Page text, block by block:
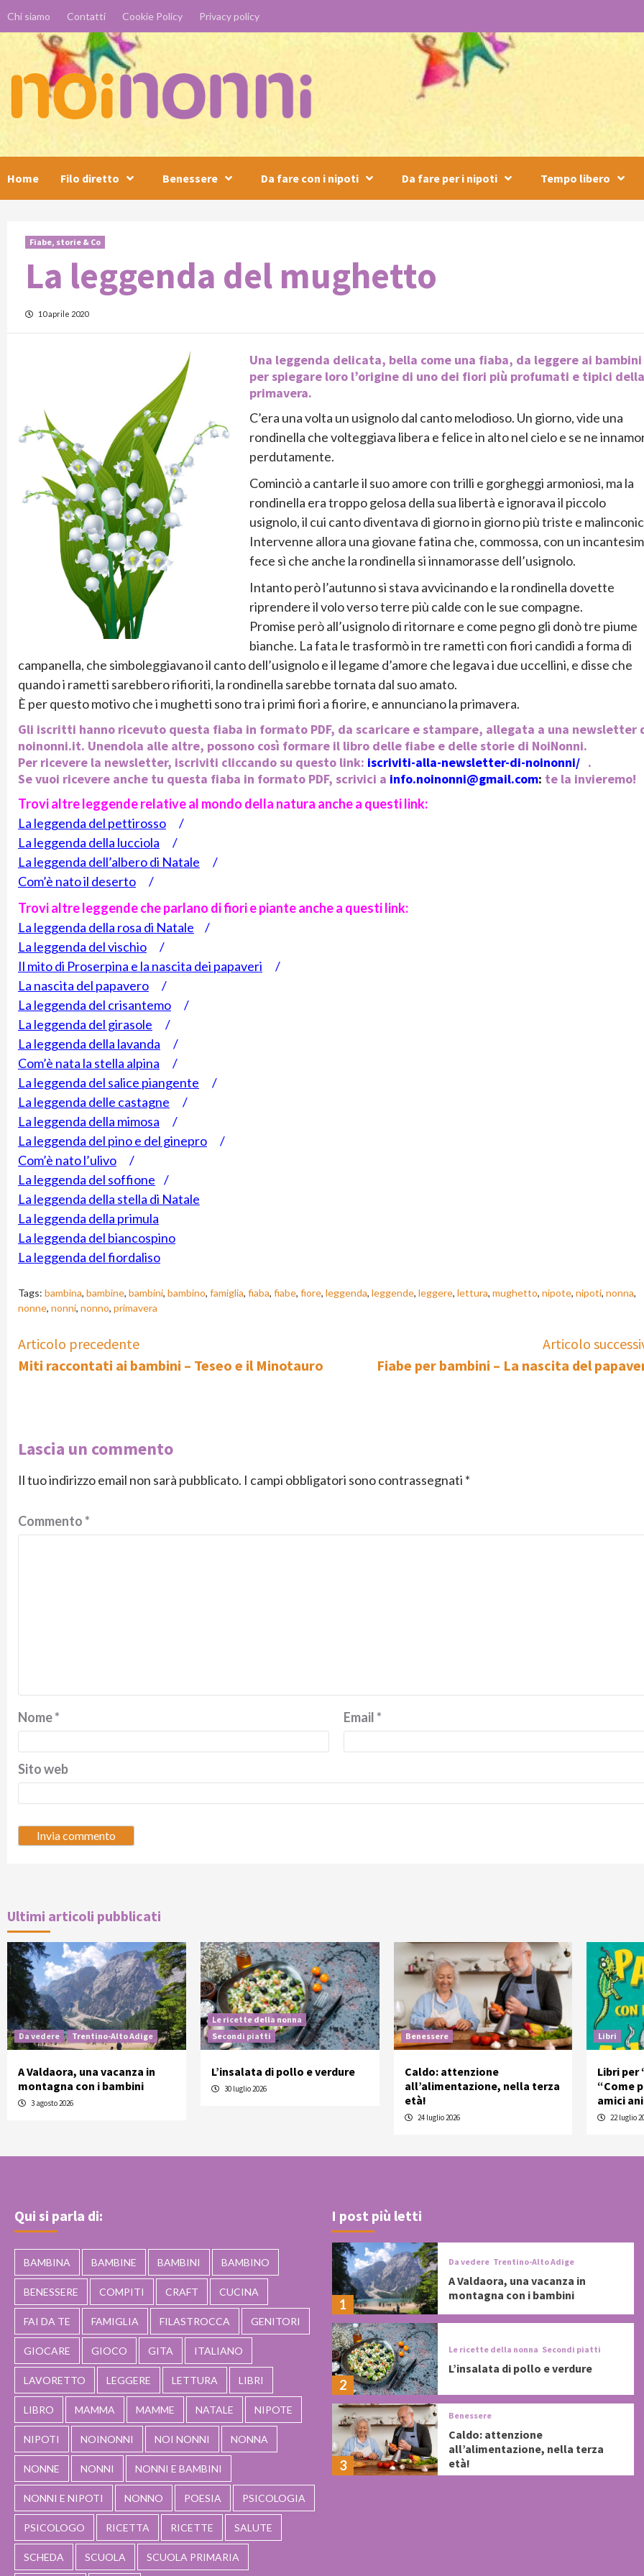
content
Chi siamo Contatti Cookie Policy Privacy policy
Home Filo diretto Benessere Da fare con i nipoti Da fare per i nipoti Tempo libero
Fiabe, storie & Co
La leggenda del mughetto
10 aprile 2020
Una leggenda delicata, bella come una fiaba, da leggere ai bambini
per spiegare loro l’origine di uno dei fiori più profumati e tipici della
primavera.
C’era una volta un usignolo dal canto melodioso. Un giorno, vide una
rondinella che volteggiava libera e felice in alto nel cielo e se ne
perdutamente.
Cominciò a cantarle il suo amore con trilli e gorgheggi armoniosi, ma la
rondinella era troppo gelosa della sua libertà e ignorava il piccolo
usignolo, il cui canto diventava di giorno in giorno più triste e
Intervenne allora una giovane fatina che, commossa, con un
fece sì che anche la rondinella si innamorasse dell’usignolo.
Intanto però l’autunno si stava avvicinando e la rondinella dovette
riprendere il volo verso terre più calde con le sue compagne.
Promise però all’usignolo di ritornare e come pegno gli donò tre piume
bianche. La fata le trasformò in tre rametti con fiori candidi a forma di
campanella, che simboleggiavano il canto dell’usignolo e il legame d’amore che legava i due uccellini, e disse che
quando i rametti sarebbero rifioriti, la rondinella sarebbe tornata dal suo amato.
È per questo motivo che i mughetti sono tra i primi fiori a fiorire, e annunciano la primavera.
Gli iscritti hanno ricevuto questa fiaba in formato PDF, da scaricare e stampare, allegata a una newsletter
noinonni.it. Unendola alle altre, possono così formare il libro delle fiabe e delle storie di NoiNonni.
Per ricevere la newsletter, iscriviti cliccando su questo link: iscriviti-alla-newsletter-di-noinonni/ .
Se vuoi ricevere anche tu questa fiaba in formato PDF, scrivici a info.noinonni@gmail.com: te la invieremo!
Trovi altre leggende relative al mondo della natura anche a questi link:
La leggenda del pettirosso /
La leggenda della lucciola /
La leggenda dell’albero di Natale /
Com’è nato il deserto /
Trovi altre leggende che parlano di fiori e piante anche a questi link:
La leggenda della rosa di Natale /
La leggenda del vischio /
Il mito di Proserpina e la nascita dei papaveri /
La nascita del papavero /
La leggenda del crisantemo /
La leggenda del girasole /
La leggenda della lavanda /
Com’è nata la stella alpina /
La leggenda del salice piangente /
La leggenda delle castagne /
La leggenda della mimosa /
La leggenda del pino e del ginepro /
Com’è nato l’ulivo /
La leggenda del soffione /
La leggenda della stella di Natale
La leggenda della primula
La leggenda del biancospino
La leggenda del fiordaliso
Tags: bambina, bambine, bambini, bambino, famiglia, fiaba, fiabe, fiore, leggenda, leggende, leggere, lettura, mughetto, nipote, nipoti, nonna,
nonne, nonni, nonno, primavera
Continue
Reading
Articolo precedente
Miti raccontati ai bambini – Teseo e il Minotauro
Articolo
Fiabe per bambini – La nascita del
Lascia un commento
Il tuo indirizzo email non sarà pubblicato. I campi obbligatori sono contrassegnati *
Commento*
Nome* Email*
Sito web
Ultimi articoli pubblicati
Da vedere Trentino-Alto Adige
A Valdaora, una vacanza in
montagna con i bambini
3 agosto 2026
Le ricette della nonna
Secondi piatti
L’insalata di pollo e verdure
30 luglio 2026
Benessere
Caldo: attenzione
all’alimentazione, nella terza
età!
24 luglio 2026
Libri
Libri per
“Come
amici
22 luglio
Qui si parla di:
BAMBINA BAMBINE BAMBINI BAMBINO
BENESSERE COMPITI CRAFT CUCINA
FAI DA TE FAMIGLIA FILASTROCCA GENITORI
GIOCARE GIOCO GITA ITALIANO
LAVORETTO LEGGERE LETTURA LIBRI
LIBRO MAMMA MAMME NATALE NIPOTE
NIPOTI NOINONNI NOI NONNI NONNA
NONNE NONNI NONNI E BAMBINI
NONNI E NIPOTI NONNO POESIA PSICOLOGIA
PSICOLOGO RICETTA RICETTE SALUTE
SCHEDA SCUOLA SCUOLA PRIMARIA
I post più letti
1
Da vedere Trentino-Alto Adige
A Valdaora, una vacanza in
montagna con i bambini
2
Le ricette della nonna Secondi piatti
L’insalata di pollo e verdure
3
Benessere
Caldo: attenzione
all’alimentazione, nella terza
età!